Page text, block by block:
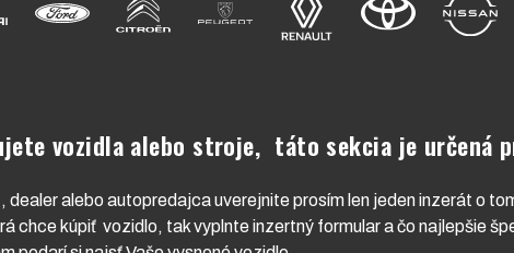
vozidla alebo stroje, táto sekcia je určená
dealer alebo autopredajca uverejnite prosím len jeden inzerát o
chce kúpiť vozidlo, tak vyplnte inzertný formular a čo najlepšie